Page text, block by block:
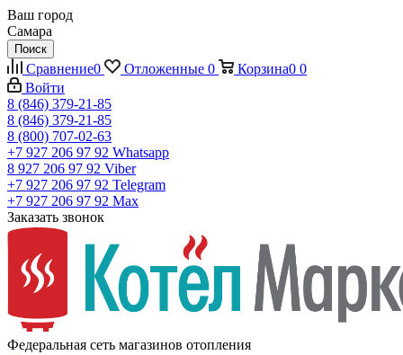
Ваш город
Самара
Поиск
Сравнение0 Отложенные 0 Корзина0 0
Войти
8 (846) 379-21-85
8 (846) 379-21-85
8 (800) 707-02-63
+7 927 206 97 92 Whatsapp
8 927 206 97 92 Viber
+7 927 206 97 92 Telegram
+7 927 206 97 92 Max
Заказать звонок
Федеральная сеть магазинов отопления